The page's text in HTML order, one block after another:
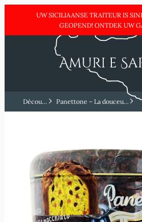
UW SICILIAANSE TRAITEUR IS
GEOPEND! ONTDEK UW
Découvrez
la Sicile
Panettone – La douceur
italienne par excellence